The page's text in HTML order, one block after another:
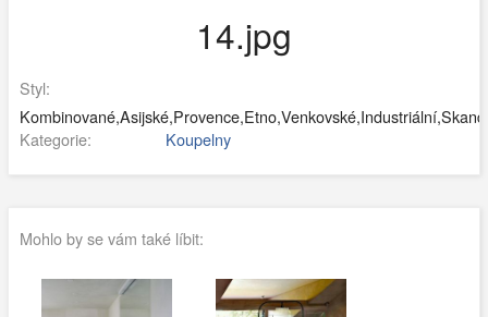
14.jpg
Styl:
Kategorie:
Koupelny
Mohlo by se vám také líbit: